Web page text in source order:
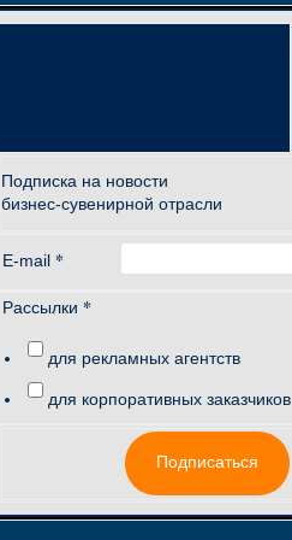
Подписка на новости
бизнес-сувенирной отрасли
E-mail *
Рассылки *
для рекламных агентств
для корпоративных заказчиков
Подписаться